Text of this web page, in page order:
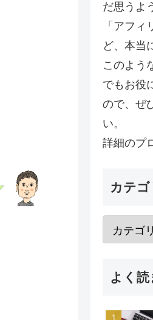
だ思うよ
「アフ
ど、本当
このよう
でもお役
ので、ぜ
い。
詳細のプ
カテゴ
よく